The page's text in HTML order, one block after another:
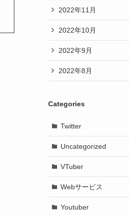
2022年11月
2022年10月
2022年9月
2022年8月
Categories
Twitter
Uncategorized
VTuber
Webサービス
Youtuber